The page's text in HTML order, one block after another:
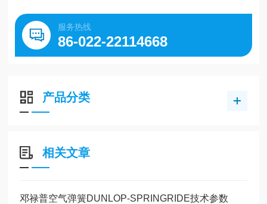
服务热线
86-022-22114668
产品分类
相关文章
邓禄普空气弹簧DUNLOP-SPRINGRIDE技术参数